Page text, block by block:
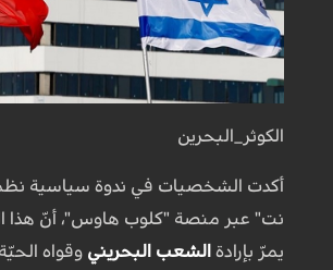
الكوثر_البحرين
أكدت الشخصيات في ندوة سياسية
نت" عبر منصة "كلوب هاوس"، أنّ هذا
يمرّ بإرادة الشعب البحريني وقواه